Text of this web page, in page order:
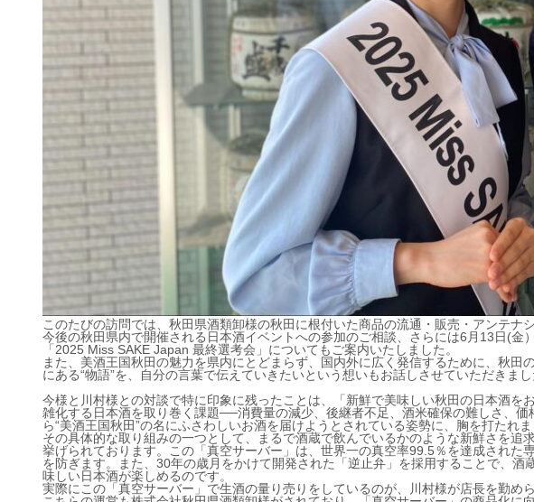
このたびの訪問では、秋田県酒類卸様の秋田に根付いた商品の流通・販売・アンテナ
今後の秋田県内で開催される日本酒イベントへの参加のご相談、さらには6月13日(金
「2025 Miss SAKE Japan 最終選考会」についてもご案内いたしました。
また、美酒王国秋田の魅力を県内にとどまらず、国内外に広く発信するために、秋
にある“物語”を、自分の言葉で伝えていきたいという想いもお話しさせていただきまし
今様と川村様との対談で特に印象に残ったことは、「新鮮で美味しい秋田の日本酒を
雑化する日本酒を取り巻く課題──消費量の減少、後継者不足、酒米確保の難しさ、
ら“美酒王国秋田”の名にふさわしいお酒を届けようとされている姿勢に、胸を打たれま
その具体的な取り組みの一つとして、まるで酒蔵で飲んでいるかのような新鮮さを追
挙げられております。この「真空サーバー」は、世界一の真空率99.5％を達成された
を防ぎます。また、30年の歳月をかけて開発された「逆止弁」を採用することで、
味しい日本酒が楽しめるのです。
実際にこの「真空サーバー」で生酒の量り売りをしているのが、川村様が店長を勤め